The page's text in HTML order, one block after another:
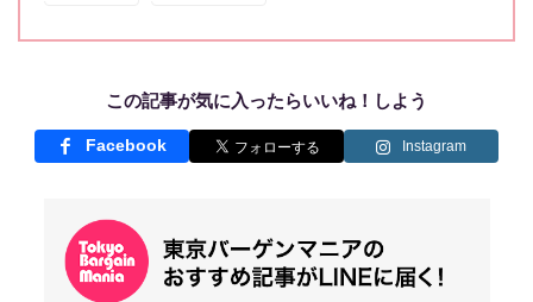
この記事が気に入ったらいいね！しよう
Facebook Instagram